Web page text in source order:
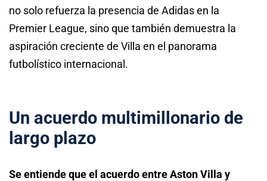
no solo refuerza la presencia de Adidas en la
Premier League, sino que también demuestra la
aspiración creciente de Villa en el panorama
futbolístico internacional.
Un acuerdo multimillonario de
largo plazo
Se entiende que el acuerdo entre Aston Villa y